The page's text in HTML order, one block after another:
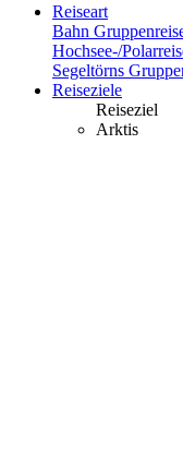
Reiseart
Bahn
Hochsee-/
Segeltörns
Reiseziele
Reiseziel
Arktis